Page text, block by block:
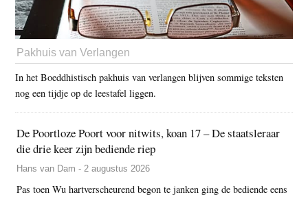
Pakhuis van Verlangen
In het Boeddhistisch pakhuis van verlangen blijven sommige teksten
nog een tijdje op de leestafel liggen.
De Poortloze Poort voor nitwits, koan 17 – De staatsleraar
die drie keer zijn bediende riep
Hans van Dam - 2 augustus 2026
Pas toen Wu hartverscheurend begon te janken ging de bediende eens